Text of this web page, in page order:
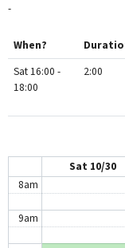
-
When?
Sat 16:00 -
18:00
2:00
Sat 10/30
4am
5am
6am
8am
9am